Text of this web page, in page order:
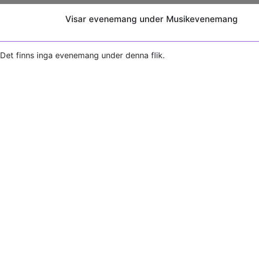
Visar evenemang under Musikevenemang
Det finns inga evenemang under denna flik.